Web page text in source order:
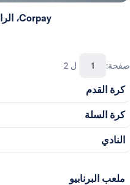
Corpay، الراعي الرسمي الجديد لنادي ريال مدريد
صفحة: ل 2
كرة القدم
كرة السلة
النادي
ملعب البرنابيو